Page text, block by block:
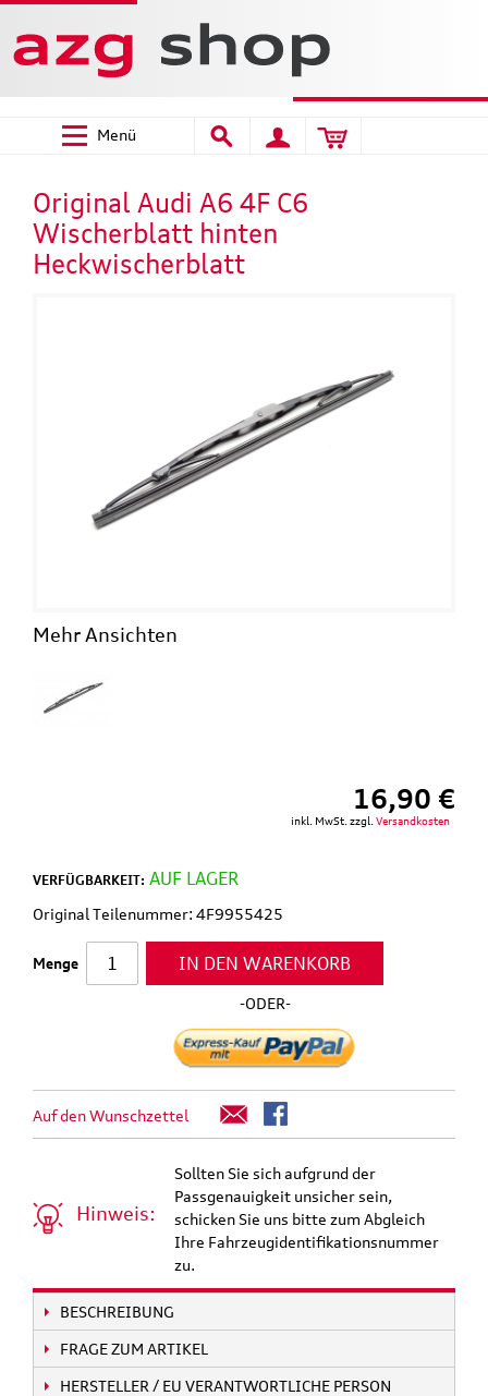
Menü
Original Audi A6 4F C6
Wischerblatt hinten
Heckwischerblatt
Mehr Ansichten
16,90 €
inkl. MwSt. zzgl. Versandkosten
VERFÜGBARKEIT: AUF LAGER
Original Teilenummer: 4F9955425
Menge IN DEN WARENKORB
-ODER-
Auf den Wunschzettel
Hinweis:
Sollten Sie sich aufgrund der
Passgenauigkeit unsicher sein,
schicken Sie uns bitte zum Abgleich
Ihre Fahrzeugidentifikationsnummer
zu.
BESCHREIBUNG
FRAGE ZUM ARTIKEL
HERSTELLER / EU VERANTWORTLICHE PERSON